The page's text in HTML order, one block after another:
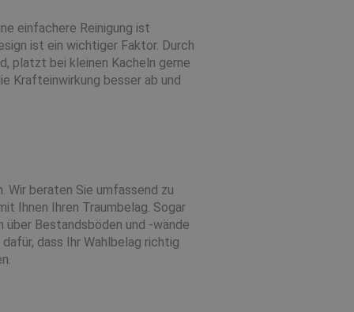
einfachere Reinigung ist
ist ein wichtiger Faktor. Durch
platzt bei kleinen Kacheln gerne
Krafteinwirkung besser ab und
Wir beraten Sie umfassend zu
Ihnen Ihren Traumbelag. Sogar
Bestandsböden und -wände
dass Ihr Wahlbelag richtig